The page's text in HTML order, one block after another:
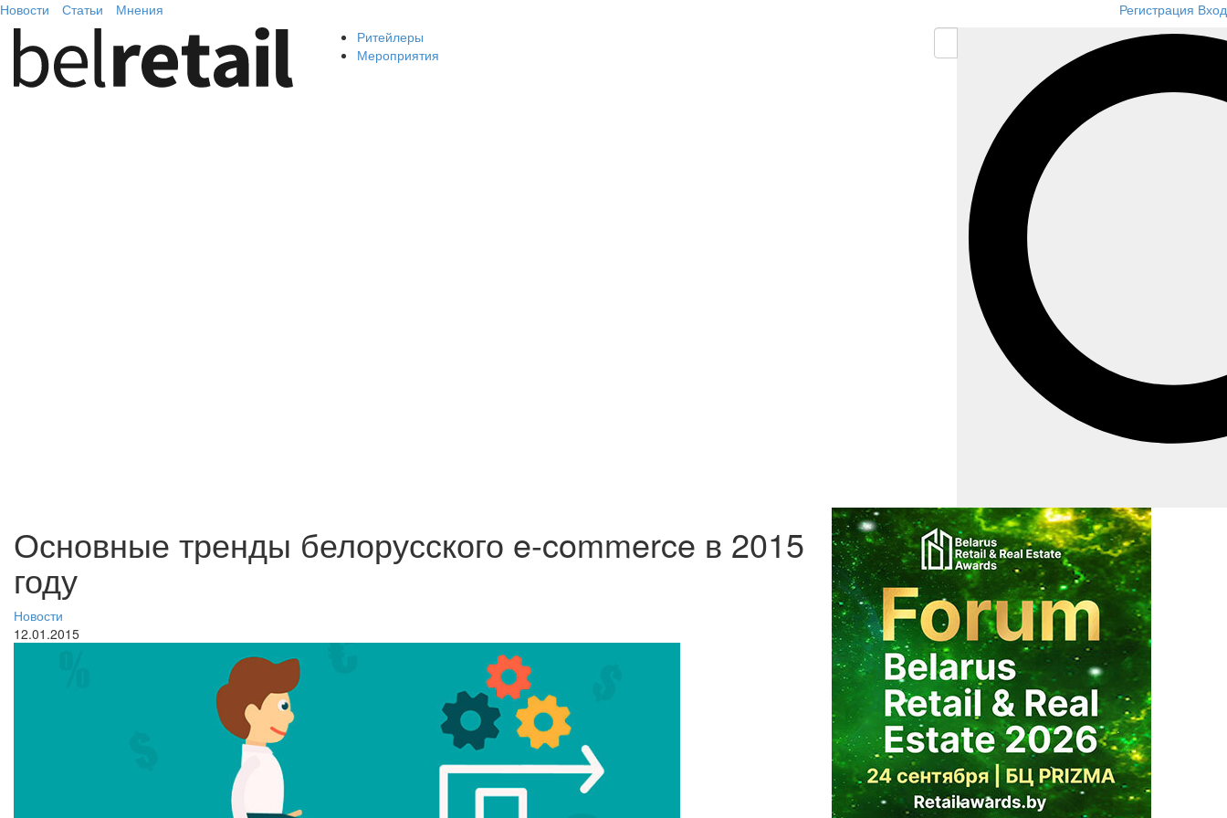
Новости Статьи Мнения Регистрация Вход
Ритейлеры
Мероприятия
Основные тренды белорусского e-commerce в 2015
году
Новости
12.01.2015